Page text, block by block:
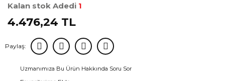
Kalan stok Adedi 1
4.476,24 TL
Paylaş:
Uzmanımıza Bu Ürün Hakkında Soru Sor